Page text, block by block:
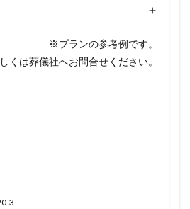
+
※プランの参考例です。
くは葬儀社へお問合せください。
3